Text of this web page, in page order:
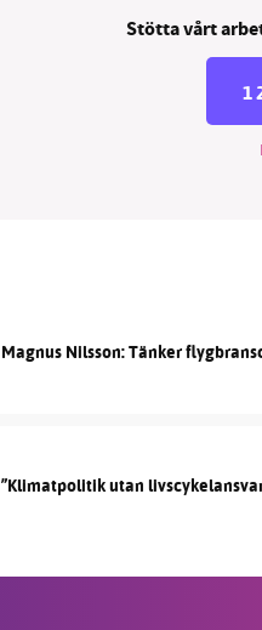
Stötta vårt
Magnus Nilsson: Tänker
”Klimatpolitik utan